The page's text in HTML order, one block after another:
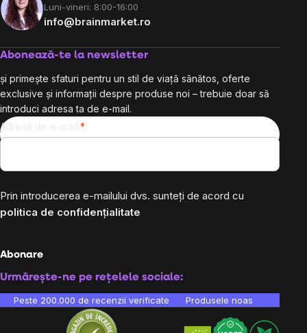
Luni-vineri: 8:00-16:00
info@brainmarket.ro
Abonează-te la newsletter
și primește sfaturi pentru un stil de viață sănătos, oferte
exclusive și informații despre produse noi – trebuie doar să
introduci adresa ta de e-mail.
Adresă de e-mail
Prin introducerea e-mailului dvs. sunteți de acord cu
politica de confidențialitate
Abonare
Urmărește-ne pe rețelele sociale:
Peste 200.000 de recenzii verificate Produsele noastre sunt